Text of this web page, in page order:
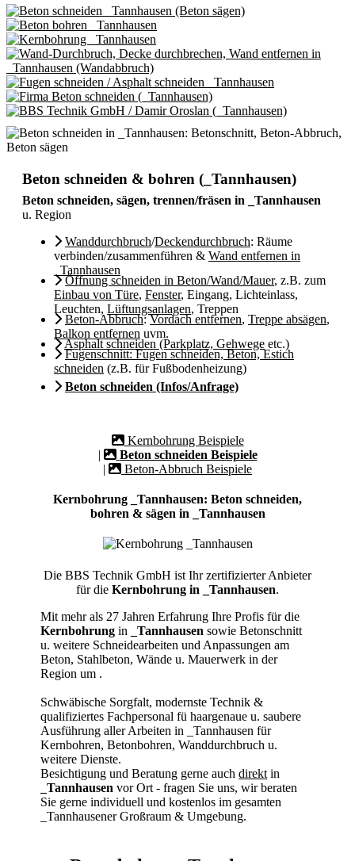
Beton schneiden & bohren (_Tannhausen)
Beton schneiden, sägen, trennen/fräsen in _Tannhausen
u. Region
Wanddurchbruch/Deckendurchbruch: Räume
verbinden/zusammenführen & Wand entfernen in
_Tannhausen
Öffnung schneiden in Beton/Wand/Mauer, z.B. zum
Einbau von Türe, Fenster, Eingang, Lichteinlass,
Leuchten, Lüftungsanlagen, Treppen
Beton-Abbruch:Vordach entfernen, Treppe absägen,
Balkon entfernen uvm.
Asphalt schneiden (Parkplatz, Gehwege etc.)
Fugenschnitt: Fugen schneiden, Beton, Estich
schneiden (z.B. für Fußbodenheizung)
Beton schneiden (Infos/Anfrage)
Kernbohrung Beispiele
|
Beton schneiden Beispiele
|
Beton-Abbruch Beispiele
Kernbohrung _Tannhausen: Beton schneiden,
bohren & sägen in _Tannhausen
Die BBS Technik GmbH ist Ihr zertifizierter Anbieter
für die Kernbohrung in _Tannhausen.
Mit mehr als 27 Jahren Erfahrung Ihre Profis für die
Kernbohrung in _Tannhausen sowie Betonschnitt
u. weitere Schneidearbeiten und Anpassungen am
Beton, Stahlbeton, Wände u. Mauerwerk in der
Region um .
Schwäbische Sorgfalt, modernste Technik &
qualifiziertes Fachpersonalfü haargenaue u. saubere
Ausführung aller Arbeitenin _Tannhausen für
Kernbohren, Betonbohren, Wanddurchbruch u.
weitere Dienste.
Besichtigung und Beratung gerne auchdirekt in
_Tannhausen vor Ort - fragen Sie uns, wir beraten
Sie gerne individuell und kostenlos im gesamten
_Tannhausener Großraum & Umgebung.